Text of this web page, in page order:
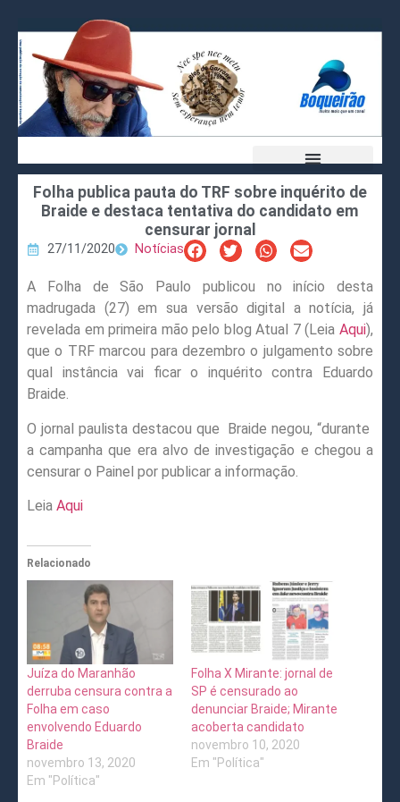
Folha publica pauta do TRF sobre inquérito de
Braide e destaca tentativa do candidato em
censurar jornal
27/11/2020 Notícias
A Folha de São Paulo publicou no início desta
madrugada (27) em sua versão digital a notícia, já
revelada em primeira mão pelo blog Atual 7 (Leia Aqui),
que o TRF marcou para dezembro o julgamento sobre
qual instância vai ficar o inquérito contra Eduardo
Braide.
O jornal paulista destacou que Braide negou, “durante
a campanha que era alvo de investigação e chegou a
censurar o Painel por publicar a informação.
Leia Aqui
Relacionado
Juíza do Maranhão
derruba censura contra a
Folha em caso
envolvendo Eduardo
Braide
novembro 13, 2020
Em "Política"
Folha X Mirante: jornal de
SP é censurado ao
denunciar Braide; Mirante
acoberta candidato
novembro 10, 2020
Em "Política"